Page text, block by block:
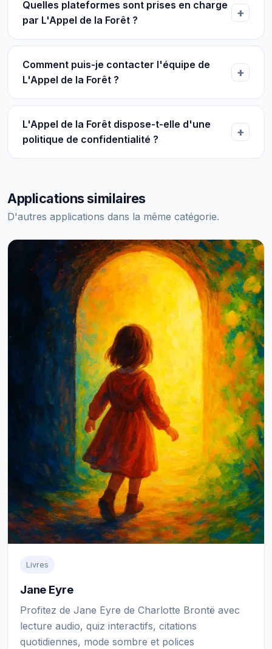
Quelles plateformes sont prises en charge
par L'Appel de la Forêt ?
Comment puis-je contacter l'équipe de
L'Appel de la Forêt ?
L'Appel de la Forêt dispose-t-elle d'une
politique de confidentialité ?
Applications similaires
D'autres applications dans la même catégorie.
Livres
Jane Eyre
Profitez de Jane Eyre de Charlotte Brontë avec
lecture audio, quiz interactifs, citations
quotidiennes, mode sombre et polices